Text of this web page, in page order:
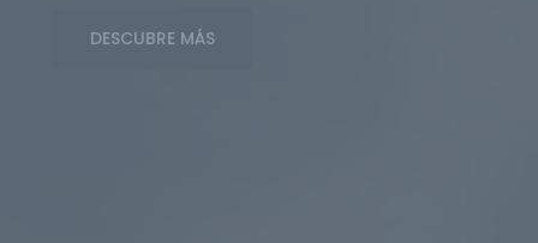
DESCUBRE MÁS